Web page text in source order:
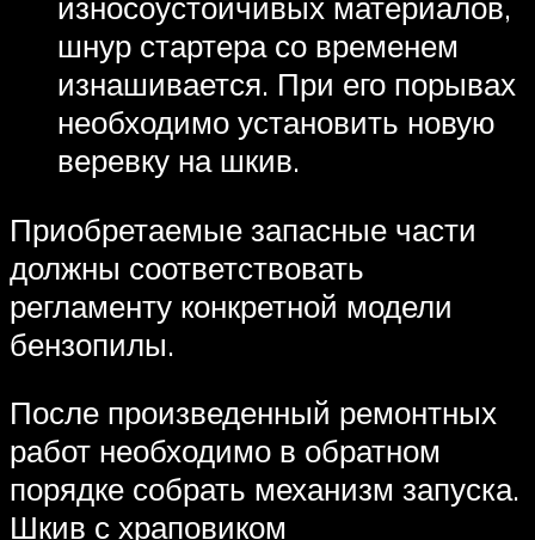
шнур стартера со временем
изнашивается. При его порывах
необходимо установить новую
веревку на шкив.
Приобретаемые запасные части
должны соответствовать
регламенту конкретной модели
бензопилы.
После произведенный ремонтных
работ необходимо в обратном
порядке собрать механизм запуска.
Шкив с храповиком